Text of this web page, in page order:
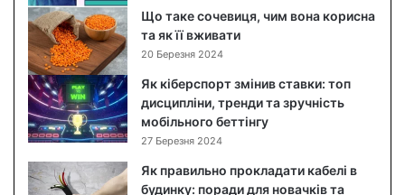
п
о
к
р
о
к
о
в
и
й
Що таке сочевиця, чим вона корисна
та як її вживати
20 Березня 2024
Як кіберспорт змінив ставки: топ
дисципліни, тренди та зручність
мобільного беттінгу
27 Березня 2024
Як правильно прокладати кабелі в
будинку: поради для новачків та